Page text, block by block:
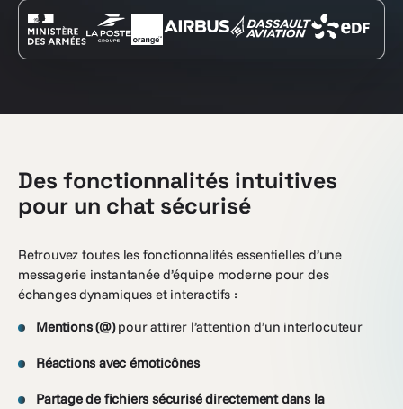
Des fonctionnalités intuitives
pour un chat sécurisé
Retrouvez toutes les fonctionnalités essentielles d’une
messagerie instantanée d’équipe moderne pour des
échanges dynamiques et interactifs :
Mentions (@)pour attirer l’attention d’un interlocuteur
Réactions avec émoticônes
Partage de fichiers sécurisé directement dans la